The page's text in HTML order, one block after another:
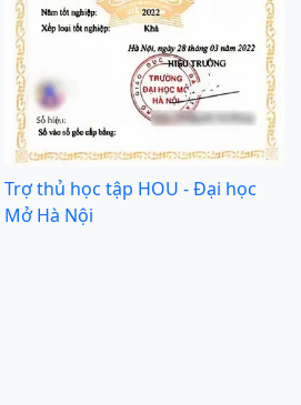
Trợ thủ học tập HOU - Đại học
Mở Hà Nội